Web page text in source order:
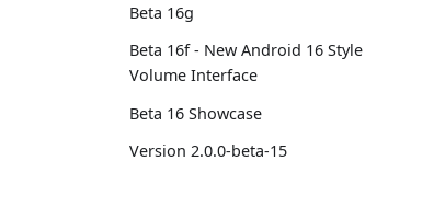
Beta 16g
Beta 16f - New Android 16 Style
Volume Interface
Beta 16 Showcase
Version 2.0.0-beta-15